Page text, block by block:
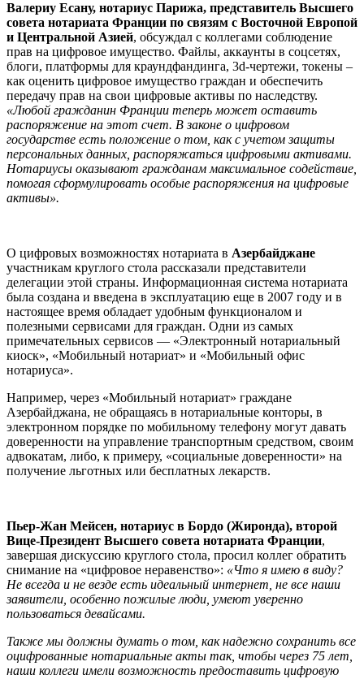
Валериу Есану, нотариус Парижа, представитель Высшего
совета нотариата Франции по связям с Восточной Европой
и Центральной Азией, обсуждал с коллегами соблюдение
прав на цифровое имущество. Файлы, аккаунты в соцсетях,
блоги, платформы для краундфандинга, 3d-чертежи, токены –
как оценить цифровое имущество граждан и обеспечить
передачу прав на свои цифровые активы по наследству.
«Любой гражданин Франции теперь может оставить
распоряжение на этот счет. В законе о цифровом
государстве есть положение о том, как с учетом защиты
персональных данных, распоряжаться цифровыми активами.
Нотариусы оказывают гражданам максимальное содействие,
помогая сформулировать особые распоряжения на цифровые
активы».
О цифровых возможностях нотариата в Азербайджане
участникам круглого стола рассказали представители
делегации этой страны. Информационная система нотариата
была создана и введена в эксплуатацию еще в 2007 году и в
настоящее время обладает удобным функционалом и
полезными сервисами для граждан. Одни из самых
примечательных сервисов — «Электронный нотариальный
киоск», «Мобильный нотариат» и «Мобильный офис
нотариуса».
Например, через «Мобильный нотариат» граждане
Азербайджана, не обращаясь в нотариальные конторы, в
электронном порядке по мобильному телефону могут давать
доверенности на управление транспортным средством, своим
адвокатам, либо, к примеру, «социальные доверенности» на
получение льготных или бесплатных лекарств.
Пьер-Жан Мейсен, нотариус в Бордо (Жиронда), второй
Вице-Президент Высшего совета нотариата Франции,
завершая дискуссию круглого стола, просил коллег обратить
снимание на «цифровое неравенство»: «Что я имею в виду?
Не всегда и не везде есть идеальный интернет, не все наши
заявители, особенно пожилые люди, умеют уверенно
пользоваться девайсами.
Также мы должны думать о том, как надежно сохранить все
оцифрованные нотариальные акты так, чтобы через 75 лет,
наши коллеги имели возможность предоставить цифровую